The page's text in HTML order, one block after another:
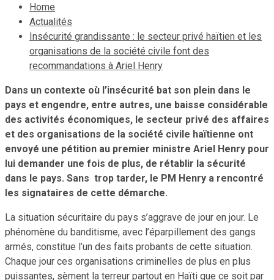
Home
Actualités
Insécurité grandissante : le secteur privé haïtien et les
organisations de la société civile font des
recommandations à Ariel Henry
Dans un contexte où l’insécurité bat son plein dans le
pays et engendre, entre autres, une baisse considérable
des activités économiques, le secteur privé des affaires
et des organisations de la société civile haïtienne ont
envoyé une pétition au premier ministre Ariel Henry pour
lui demander une fois de plus, de rétablir la sécurité
dans le pays. Sans trop tarder, le PM Henry a rencontré
les signataires de cette démarche.
La situation sécuritaire du pays s’aggrave de jour en jour. Le
phénomène du banditisme, avec l’éparpillement des gangs
armés, constitue l’un des faits probants de cette situation.
Chaque jour ces organisations criminelles de plus en plus
puissantes, sèment la terreur partout en Haïti que ce soit par